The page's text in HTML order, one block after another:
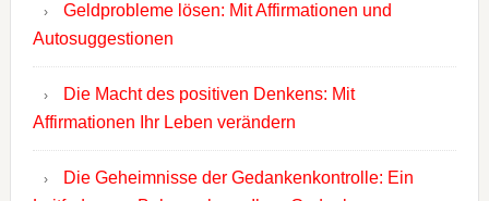
Geldprobleme lösen: Mit Affirmationen und
Autosuggestionen
Die Macht des positiven Denkens: Mit
Affirmationen Ihr Leben verändern
Die Geheimnisse der Gedankenkontrolle: Ein